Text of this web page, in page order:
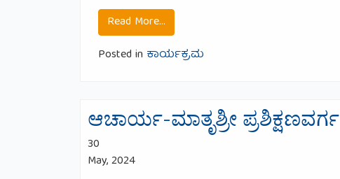
Read More…
Posted in ಕಾರ್ಯಕ್ರಮ
ಆಚಾರ್ಯ-ಮಾತೃಶ್ರೀ ಪ್ರಶಿಕ್ಷಣವರ್ಗ
30
May, 2024